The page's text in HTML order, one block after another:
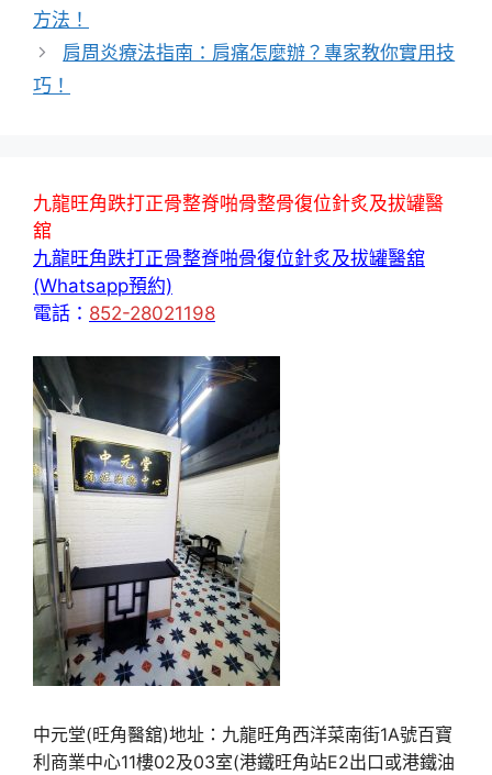
方法！
肩周炎療法指南：肩痛怎麼辦？專家教你實用技
巧！
九龍旺角跌打正骨整脊啪骨整骨復位針炙及拔罐醫
舘
九龍旺角跌打正骨整脊啪骨復位針炙及拔罐醫舘
(Whatsapp預約)
電話： 852-28021198
中元堂(旺角醫舘)地址：九龍旺角西洋菜南街1A號百寶
利商業中心11樓02及03室(港鐵旺角站E2出口或港鐵油